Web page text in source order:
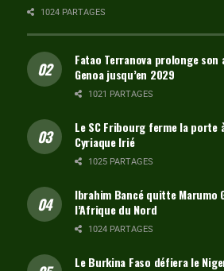
1024 PARTAGES
Fatao Terranova prolonge son
Genoa jusqu’en 2029
1021 PARTAGES
Le SC Fribourg ferme la porte
Cyriaque Irié
1025 PARTAGES
Ibrahim Bancé quitte Marumo
l’Afrique du Nord
1024 PARTAGES
Le Burkina Faso défiera le